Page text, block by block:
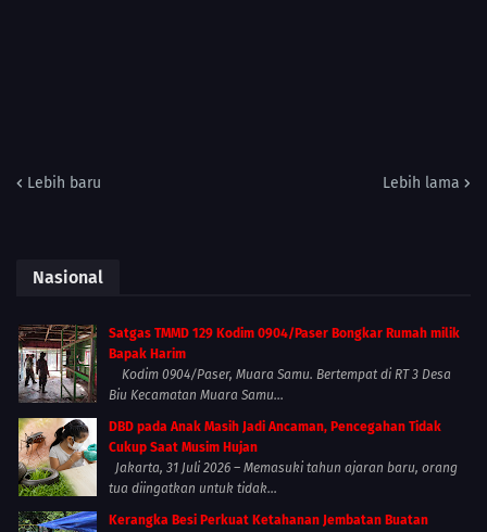
Lebih baru Lebih lama
Nasional
Satgas TMMD 129 Kodim 0904/Paser Bongkar Rumah milik
Bapak Harim
Kodim 0904/Paser, Muara Samu. Bertempat di RT 3 Desa
Biu Kecamatan Muara Samu...
DBD pada Anak Masih Jadi Ancaman, Pencegahan Tidak
Cukup Saat Musim Hujan
Jakarta, 31 Juli 2026 – Memasuki tahun ajaran baru, orang
tua diingatkan untuk tidak...
Kerangka Besi Perkuat Ketahanan Jembatan Buatan